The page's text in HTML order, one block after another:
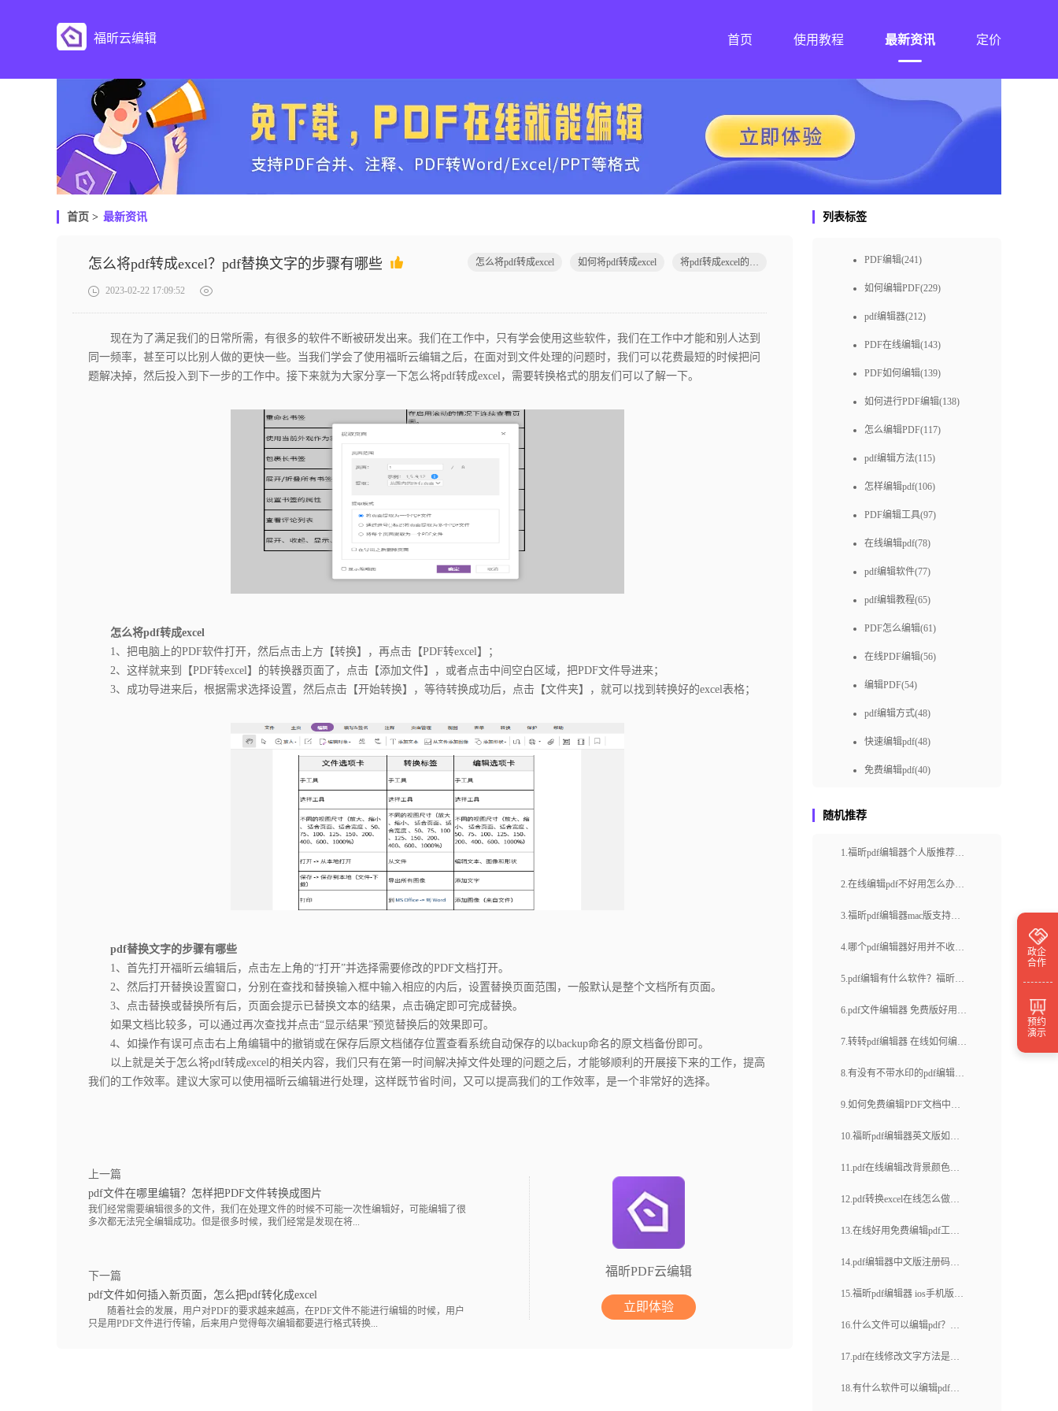
福昕云编辑 首页 使用教程 最新资讯 定价
首页 > 最新资讯
怎么将pdf转成excel？pdf替换文字的步骤有哪些 怎么将pdf转成excel 如何将pdf转成excel 将pdf转成excel的教程
2023-02-22 17:09:52
现在为了满足我们的日常所需，有很多的软件不断被研发出来。我们在工作中，只有学会使用这些软件，我们在工作中才能和别人达到
同一频率，甚至可以比别人做的更快一些。当我们学会了使用福昕云编辑之后，在面对到文件处理的问题时，我们可以花费最短的时候把问
题解决掉，然后投入到下一步的工作中。接下来就为大家分享一下怎么将pdf转成excel，需要转换格式的朋友们可以了解一下。
怎么将pdf转成excel
1、把电脑上的PDF软件打开，然后点击上方【转换】，再点击【PDF转excel】；
2、这样就来到【PDF转excel】的转换器页面了，点击【添加文件】，或者点击中间空白区域，把PDF文件导进来；
3、成功导进来后，根据需求选择设置，然后点击【开始转换】，等待转换成功后，点击【文件夹】，就可以找到转换好的excel表格；
pdf替换文字的步骤有哪些
1、首先打开福昕云编辑后，点击左上角的“打开”并选择需要修改的PDF文档打开｡
2、然后打开替换设置窗口，分别在查找和替换输入框中输入相应的内后，设置替换页面范围，一般默认是整个文档所有页面｡
3、点击替换或替换所有后，页面会提示已替换文本的结果，点击确定即可完成替换｡
如果文档比较多，可以通过再次查找并点击“显示结果”预览替换后的效果即可｡
4、如操作有误可点击右上角编辑中的撤销或在保存后原文档储存位置查看系统自动保存的以backup命名的原文档备份即可｡
以上就是关于怎么将pdf转成excel的相关内容，我们只有在第一时间解决掉文件处理的问题之后，才能够顺利的开展接下来的工作，提高
我们的工作效率。建议大家可以使用福昕云编辑进行处理，这样既节省时间，又可以提高我们的工作效率，是一个非常好的选择。
上一篇
pdf文件在哪里编辑？怎样把PDF文件转换成图片
我们经常需要编辑很多的文件，我们在处理文件的时候不可能一次性编辑好，可能编辑了很
多次都无法完全编辑成功。但是很多时候，我们经常是发现在将...
下一篇
pdf文件如何插入新页面，怎么把pdf转化成excel
随着社会的发展，用户对PDF的要求越来越高，在PDF文件不能进行编辑的时候，用户
只是用PDF文件进行传输，后来用户觉得每次编辑都要进行格式转换...
福昕PDF云编辑
立即体验
列表标签
PDF编辑(241)
如何编辑PDF(229)
pdf编辑器(212)
PDF在线编辑(143)
PDF如何编辑(139)
如何进行PDF编辑(138)
怎么编辑PDF(117)
pdf编辑方法(115)
怎样编辑pdf(106)
PDF编辑工具(97)
在线编辑pdf(78)
pdf编辑软件(77)
pdf编辑教程(65)
PDF怎么编辑(61)
在线PDF编辑(56)
编辑PDF(54)
pdf编辑方式(48)
快速编辑pdf(48)
免费编辑pdf(40)
如何进行PDF在线编辑(36)
pdf编辑怎样做(34)
免费pdf编辑(31)
如何在线编辑PDF(30)
pdf编辑如何搞定(26)
随机推荐
1.福昕pdf编辑器个人版推荐使
用哪个工具？怎么编辑内容？
2.在线编辑pdf不好用怎么办？
拆分文档怎么操作？
3.福昕pdf编辑器mac版支持哪
些功能？如何在福昕pdf编辑器
4.哪个pdf编辑器好用并不收
费？如何给pdf文档添加数字签
5.pdf编辑有什么软件？福昕云
编辑都有哪些特点呢？
6.pdf文件编辑器 免费版好用
吗？福昕云编辑怎么编辑内
7.转转pdf编辑器 在线如何编辑
pdf？在线pdf编辑器哪款口碑
8.有没有不带水印的pdf编辑
器？福昕云编辑页面管理有哪
9.如何免费编辑PDF文档中的
文字？有没有免费的方法可以
10.福昕pdf编辑器英文版如何
改为中文版？在线pdf压缩方法
11.pdf在线编辑改背景颜色怎
么操作？pdf在线编辑软件哪款
12.pdf转换excel在线怎么做？
怎么给pdf加页码？
13.在线好用免费编辑pdf工具
哪个功能多？如何拆分pdf文
14.pdf编辑器中文版注册码怎
么使用？如何在线编辑pdf文
15.福昕pdf编辑器 ios手机版怎
么样？如何编辑修改pdf文档？
16.什么文件可以编辑pdf？如
何编辑 PDF 文件？
17.pdf在线修改文字方法是什
么？哪款pdf在线编辑软件好
18.有什么软件可以编辑pdf？
政企
合作
预约
演示